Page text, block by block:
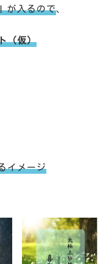
が入るので、
（仮）
イメージ